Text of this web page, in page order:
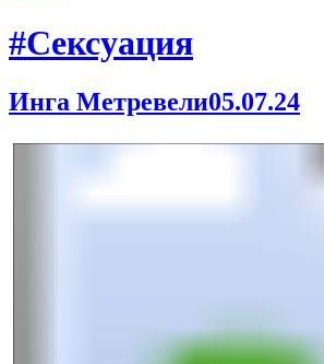
#Сексуация
Инга Метревели05.07.24